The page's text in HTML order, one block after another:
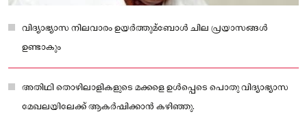
വിദ്യാഭ്യാസ നിലവാരം ഉയർത്തുമ്ബോള്‍ ചില പ്രയാസങ്ങള്‍
ഉണ്ടാകും
അതിഥി തൊഴിലാളികളുടെ മക്കളെ ഉള്‍പ്പെടെ പൊതു വിദ്യാഭ്യാസ
മേഖലയിലേക്ക് ആകർഷിക്കാൻ കഴിഞ്ഞു.